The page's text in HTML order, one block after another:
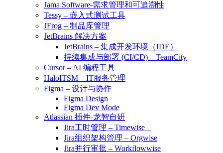
Jama Software-需求管理和可追溯性
Tessy – 嵌入式测试工具
JFrog – 制品库管理
JetBrains 解决方案
JetBrains – 集成开发环境（IDE）
持续集成与部署 (CI/CD) – TeamCity
Cursor – AI 编程工具
HaloITSM – IT服务管理
Figma – 设计与协作
Figma Design
Figma Dev Mode
Atlassian 插件-龙智自研
Jira工时管理 – Timewise
Jira组织架构管理 – Orgwise
Jira并行审批 – Workflowwise